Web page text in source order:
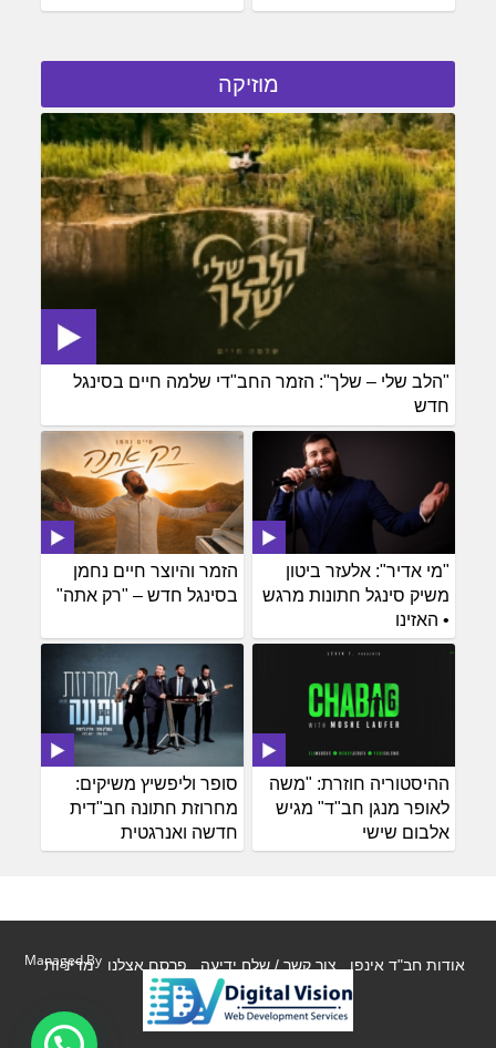
מוזיקה
"הלב שלי – שלך": הזמר החב"די שלמה חיים בסינגל
חדש
הזמר והיוצר חיים נחמן
בסינגל חדש – "רק אתה"
"מי אדיר": אלעזר ביטון
משיק סינגל חתונות מרגש
• האזינו
סופר וליפשיץ משיקים:
מחרוזת חתונה חב"דית
חדשה ואנרגטית
ההיסטוריה חוזרת: "משה
לאופר מנגן חב"ד" מגיש
אלבום שישי
אודות חב"ד אינפו צור קשר / שלח ידיעה פרסם אצלנו מדיניות
Managed By